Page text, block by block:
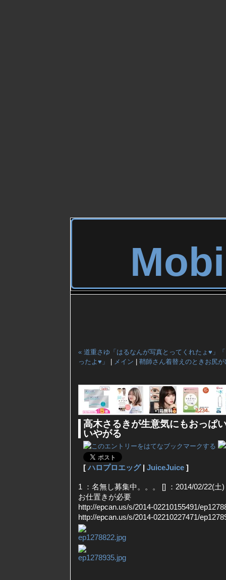
« 道重さゆ「はるなんが写真とってくれたょ♥」
ったよ♥」
メイン 鞘師さん着替えのときお尻
高木さるきが生意気にもおっぱ
いやがる
[ハロプロエッグ| JuiceJuice ]
1 ：名無し募集中。。。 [] ：2014/02/22(土
お仕置きが必要
http://epcan.us/s/2014-02210155491/
http://epcan.us/s/2014-02210227471/